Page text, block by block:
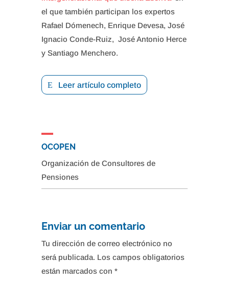
el que también participan los expertos
Rafael Dómenech, Enrique Devesa, José
Ignacio Conde-Ruiz, José Antonio Herce
y Santiago Menchero.
Leer artículo completo
OCOPEN
Organización de Consultores de
Pensiones
Enviar un comentario
Tu dirección de correo electrónico no
será publicada. Los campos obligatorios
están marcados con *